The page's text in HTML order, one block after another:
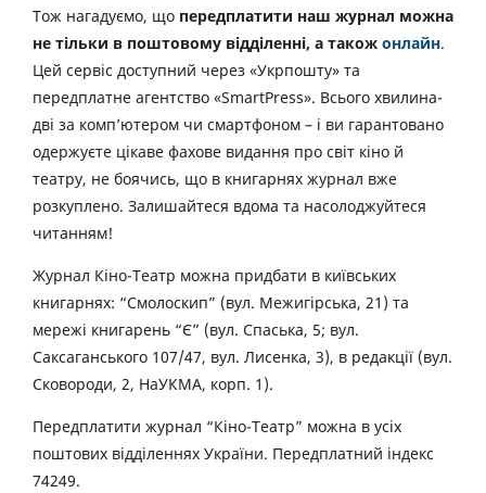
Тож нагадуємо, що передплатити наш журнал можна
не тільки в поштовому відділенні, а також онлайн.
Цей сервіс доступний через «Укрпошту» та
передплатне агентство «SmartPress». Всього хвилина-
дві за комп’ютером чи смартфоном – і ви гарантовано
одержуєте цікаве фахове видання про світ кіно й
театру, не боячись, що в книгарнях журнал вже
розкуплено. Залишайтеся вдома та насолоджуйтеся
читанням!
Журнал Кіно-Театр можна придбати в київських
книгарнях: “Смолоскип” (вул. Межигірська, 21) та
мережі книгарень “Є” (вул. Спаська, 5; вул.
Саксаганського 107/47, вул. Лисенка, 3), в редакції (вул.
Сковороди, 2, НаУКМА, корп. 1).
Передплатити журнал “Кіно-Театр” можна в усіх
поштових відділеннях України. Передплатний індекс
74249.